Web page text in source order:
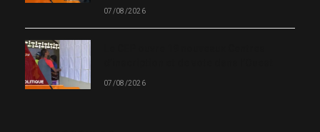
07/08/2026
07/08/2026